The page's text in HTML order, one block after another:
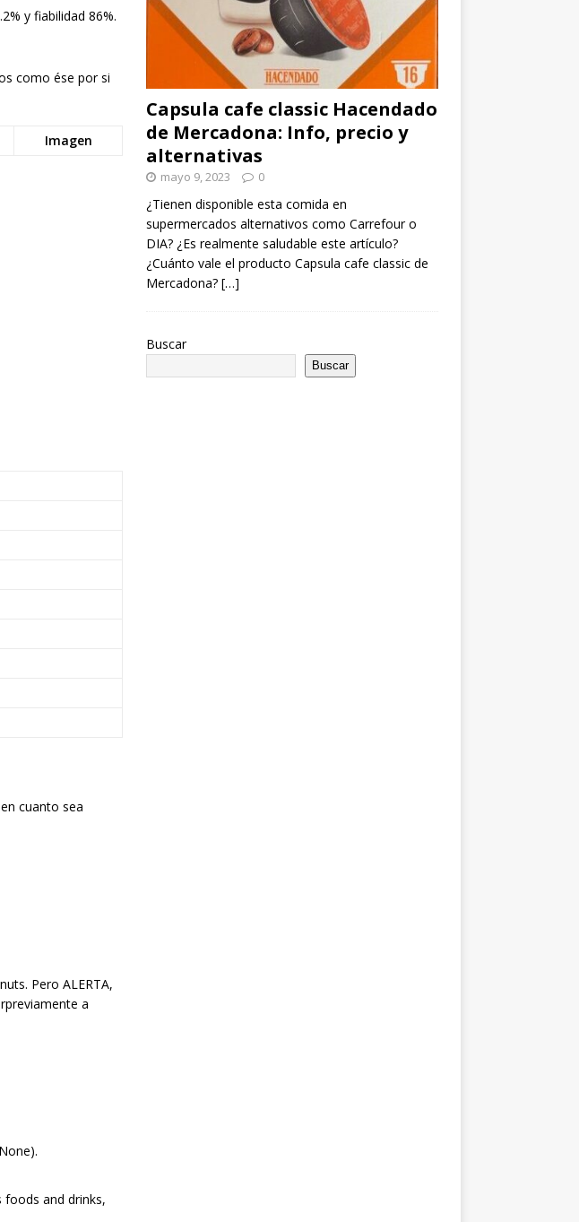
y fiabilidad 86%.
como ése por si
Imagen
cuanto sea
Pero ALERTA,
a
foods and drinks,
Capsula cafe classic Hacendado
de Mercadona: Info, precio y
alternativas
mayo 9, 2023 0
¿Tienen disponible esta comida en
supermercados alternativos como Carrefour o
DIA? ¿Es realmente saludable este artículo?
¿Cuánto vale el producto Capsula cafe classic de
Mercadona? […]
Buscar
Buscar